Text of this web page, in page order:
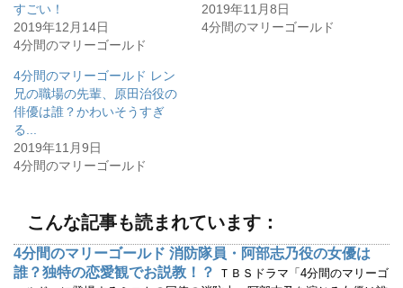
e
r
で
共
新
し
い
ウ
ィ
ド
ウ
で
開
る
に
は
ッ
ク
し
て
く
さ
い
(
ィ
ン
ウ
で
開
き
すごい！
2019年12月14日
4分間のマリーゴールド
2019年11月8日
4分間のマリーゴールド
4分間のマリーゴールド レン
兄の職場の先輩、原田治役の
俳優は誰？かわいそうすぎ
る...
2019年11月9日
4分間のマリーゴールド
こんな記事も読まれています：
4分間のマリーゴールド 消防隊員・阿部志乃役の女優は
誰？独特の恋愛観でお説教！？
ＴＢＳドラマ「4分間のマリーゴ